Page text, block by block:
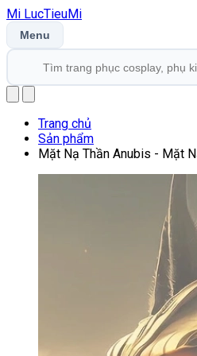
Mi LucTieuMi
Menu
Trang chủ
Sản phẩm
Mặt Nạ Thần Anubis - Mặt